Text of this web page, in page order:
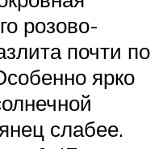
розово-
почти по
ярко
слабее.